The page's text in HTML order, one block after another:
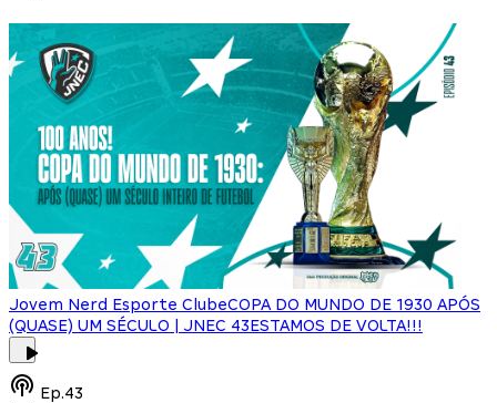
Jovem Nerd Esporte ClubeCOPA DO MUNDO DE 1930 APÓS
(QUASE) UM SÉCULO | JNEC 43ESTAMOS DE VOLTA!!!
Ep.43